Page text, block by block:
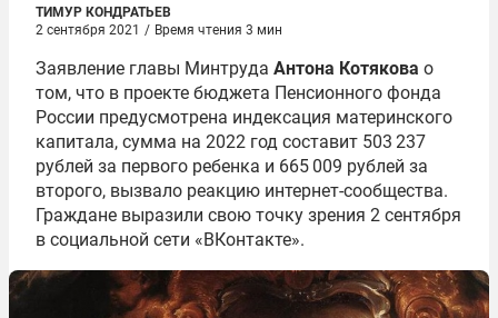
ТИМУР КОНДРАТЬЕВ
2 сентября 2021 / Время чтения 3 мин
Заявление главы Минтруда Антона Котякова о
том, что в проекте бюджета Пенсионного фонда
России предусмотрена индексация материнского
капитала, сумма на 2022 год составит 503 237
рублей за первого ребенка и 665 009 рублей за
второго, вызвало реакцию интернет-сообщества.
Граждане выразили свою точку зрения 2 сентября
в социальной сети «ВКонтакте».